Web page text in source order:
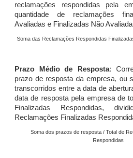
reclamações respondidas pela
quantidade de reclamações
Avaliadas e Finalizadas Não
Soma das Reclamações Respondidas
Prazo Médio de Resposta:
prazo de resposta da empresa, ou
transcorridos entre a data de
data de resposta pela empresa de
Finalizadas Respondidas,
Reclamações Finalizadas
Soma dos prazos de resposta / Total de
Respondidas